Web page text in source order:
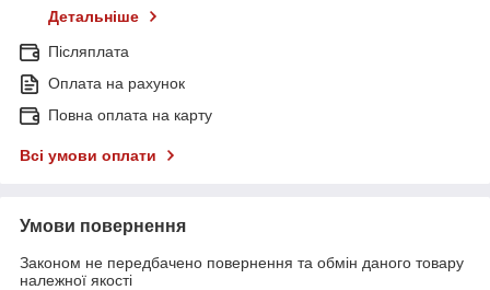
Детальніше
Післяплата
Оплата на рахунок
Повна оплата на карту
Всі умови оплати
Умови повернення
Законом не передбачено повернення та обмін даного товару
належної якості